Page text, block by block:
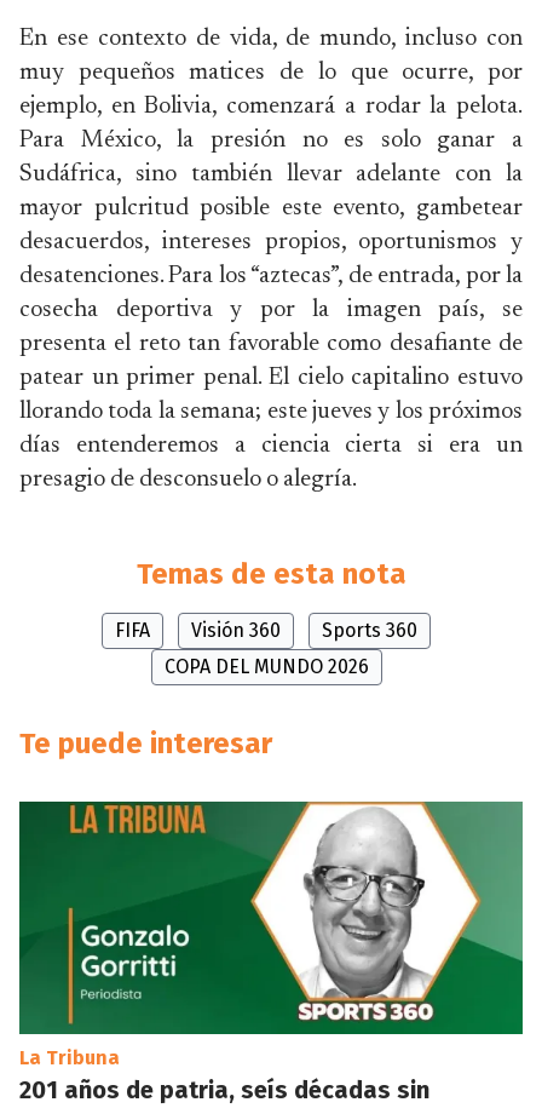
En ese contexto de vida, de mundo, incluso con
muy pequeños matices de lo que ocurre, por
ejemplo, en Bolivia, comenzará a rodar la pelota.
Para México, la presión no es solo ganar a
Sudáfrica, sino también llevar adelante con la
mayor pulcritud posible este evento, gambetear
desacuerdos, intereses propios, oportunismos y
desatenciones. Para los “aztecas”, de entrada, por la
cosecha deportiva y por la imagen país, se
presenta el reto tan favorable como desafiante de
patear un primer penal. El cielo capitalino estuvo
llorando toda la semana; este jueves y los próximos
días entenderemos a ciencia cierta si era un
presagio de desconsuelo o alegría.
Temas de esta nota
FIFA Visión 360
Sports 360
COPA DEL MUNDO 2026
Te puede interesar
La Tribuna
201 años de patria, seís décadas sin